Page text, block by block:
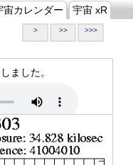
宙カレンダー 宇宙 xR
> >> >>>
ました。